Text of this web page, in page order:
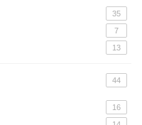
35
7
13
44
16